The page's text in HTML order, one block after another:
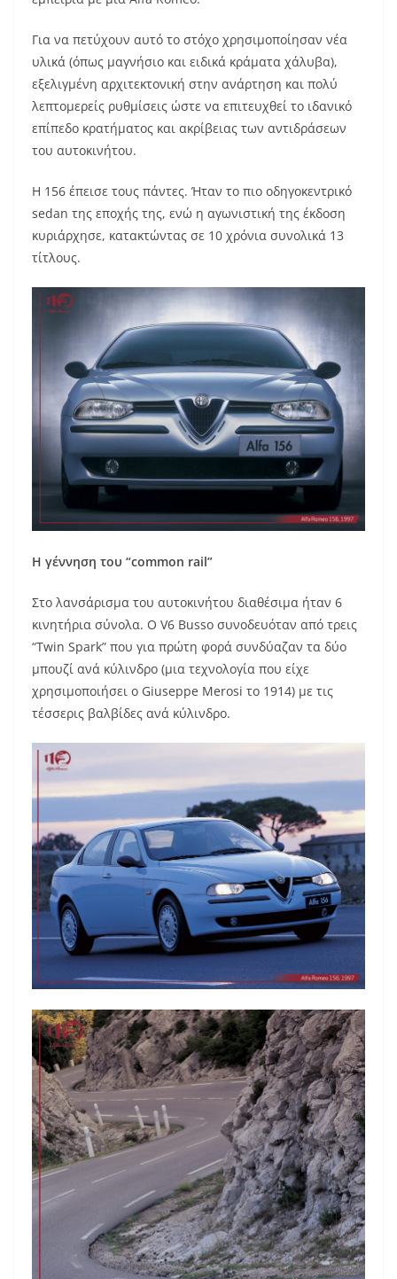
Για να πετύχουν αυτό το στόχο χρησιμοποίησαν νέα
υλικά (όπως μαγνήσιο και ειδικά κράματα χάλυβα),
εξελιγμένη αρχιτεκτονική στην ανάρτηση και πολύ
λεπτομερείς ρυθμίσεις ώστε να επιτευχθεί το ιδανικό
επίπεδο κρατήματος και ακρίβειας των αντιδράσεων
του αυτοκινήτου.
Η 156 έπεισε τους πάντες. Ήταν το πιο οδηγοκεντρικό
sedan της εποχής της, ενώ η αγωνιστική της έκδοση
κυριάρχησε, κατακτώντας σε 10 χρόνια συνολικά 13
τίτλους.
Η γέννηση του “common rail”
Στο λανσάρισμα του αυτοκινήτου διαθέσιμα ήταν 6
κινητήρια σύνολα. O V6 Busso συνοδευόταν από τρεις
“Twin Spark” που για πρώτη φορά συνδύαζαν τα δύο
μπουζί ανά κύλινδρο (μια τεχνολογία που είχε
χρησιμοποιήσει ο Giuseppe Merosi το 1914) με τις
τέσσερις βαλβίδες ανά κύλινδρο.